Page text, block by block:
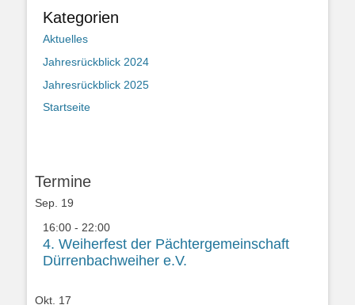
Kategorien
Aktuelles
Jahresrückblick 2024
Jahresrückblick 2025
Startseite
Termine
Sep. 19
16:00 - 22:00
4. Weiherfest der Pächtergemeinschaft
Dürrenbachweiher e.V.
Okt. 17